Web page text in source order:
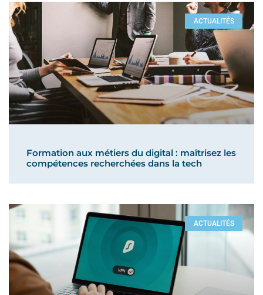
ACTUALITÉS
Formation aux métiers du digital : maîtrisez les
compétences recherchées dans la tech
ACTUALITÉS